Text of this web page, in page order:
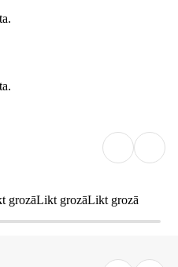
grozāLikt grozāLikt grozā